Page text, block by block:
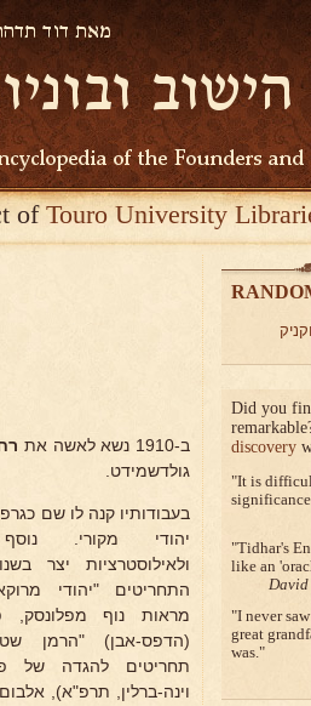
ofTouro University
ב-1910 נשא לאשה את
גולדשמידט.
בעבודותיו קנה לו שם
יהודי מקורי. נוסף
התחריטים "יהודי
מראות נוף
(הדפס-אבן) "הרמן
תחריטים להגדה של
וינה-ברלין, תרפ"א),
Did you
discovery
It is
Tidhar's
like an
David
I never
great
was.